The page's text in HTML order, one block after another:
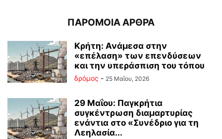
ΠΑΡΟΜΟΙΑ ΑΡΘΡΑ
Κρήτη: Ανάμεσα στην
«επέλαση» των επενδύσεων
και την υπεράσπιση του τόπου
δρόμος - 25 Μαΐου, 2026
29 Μαΐου: Παγκρήτια
συγκέντρωση διαμαρτυρίας
ενάντια στο «Συνέδριο για τη
Λεηλασία...